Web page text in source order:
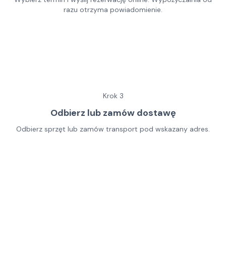
razu otrzyma powiadomienie.
Krok 3
Odbierz lub zamów dostawę
Odbierz sprzęt lub zamów transport pod wskazany adres.